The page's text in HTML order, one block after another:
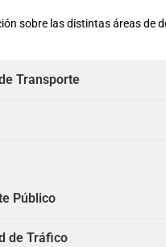
sobre las distintas áreas de
Transporte
Público
de Tráfico